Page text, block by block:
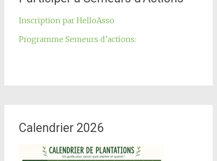
Inscription par HelloAsso
Programme Semeurs d’actions:
Calendrier 2026